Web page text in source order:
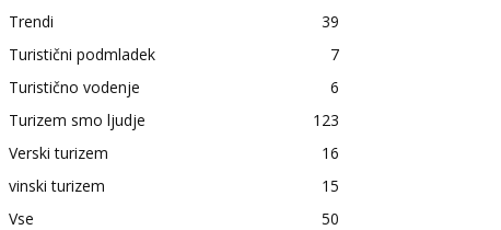
Trendi
39
Turistični podmladek
7
Turistično vodenje
6
Turizem smo ljudje
123
Verski turizem
16
vinski turizem
15
Vse
50